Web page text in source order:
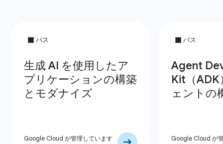
Google Cloud が管理しています Google Cloud が